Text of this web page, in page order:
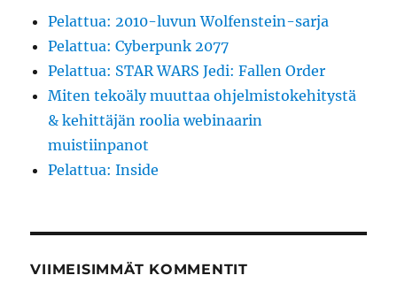
Pelattua: 2010-luvun Wolfenstein-sarja
Pelattua: Cyberpunk 2077
Pelattua: STAR WARS Jedi: Fallen Order
Miten tekoäly muuttaa ohjelmistokehitystä
& kehittäjän roolia webinaarin
muistiinpanot
Pelattua: Inside
VIIMEISIMMÄT KOMMENTIT